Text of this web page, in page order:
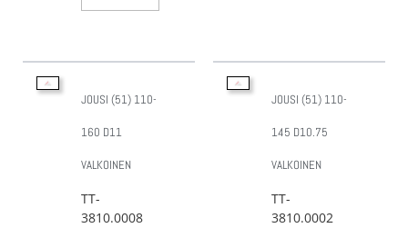
JOUSI (51) 110-
160 D11
VALKOINEN
TT-
3810.0008
JOUSI (51) 110-
145 D10.75
VALKOINEN
TT-
3810.0002